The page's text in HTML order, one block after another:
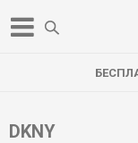
DKNY